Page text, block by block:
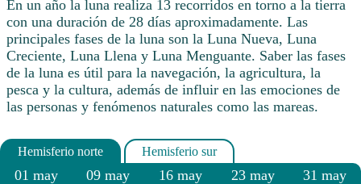
En un año la luna realiza 13 recorridos en torno a la tierra
con una duración de 28 días aproximadamente. Las
principales fases de la luna son la Luna Nueva, Luna
Creciente, Luna Llena y Luna Menguante. Saber las fases
de la luna es útil para la navegación, la agricultura, la
pesca y la cultura, además de influir en las emociones de
las personas y fenómenos naturales como las mareas.
01 may 09 may 16 may 23 may 31 may